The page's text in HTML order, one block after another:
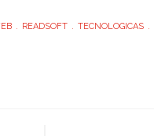
READSOFT TECNOLOGICAS